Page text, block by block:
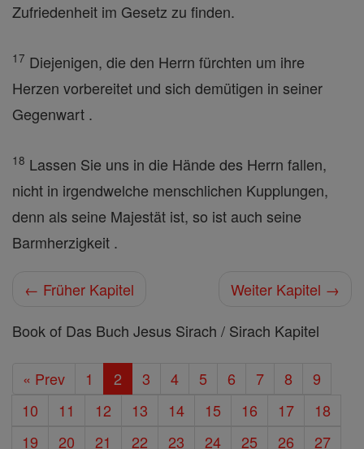
Zufriedenheit im Gesetz zu finden.
17 Diejenigen, die den Herrn fürchten um ihre
Herzen vorbereitet und sich demütigen in seiner
Gegenwart .
18 Lassen Sie uns in die Hände des Herrn fallen,
nicht in irgendwelche menschlichen Kupplungen,
denn als seine Majestät ist, so ist auch seine
Barmherzigkeit .
← Früher Kapitel
Weiter Kapitel →
Book of Das Buch Jesus Sirach / Sirach Kapitel
« Prev 1 2 3 4 5 6 7 8
9
10
11 12 13 14 15 16 17
18
19
20 21 22 23 24 25 26 27